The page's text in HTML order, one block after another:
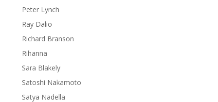
Peter Lynch
Ray Dalio
Richard Branson
Rihanna
Sara Blakely
Satoshi Nakamoto
Satya Nadella